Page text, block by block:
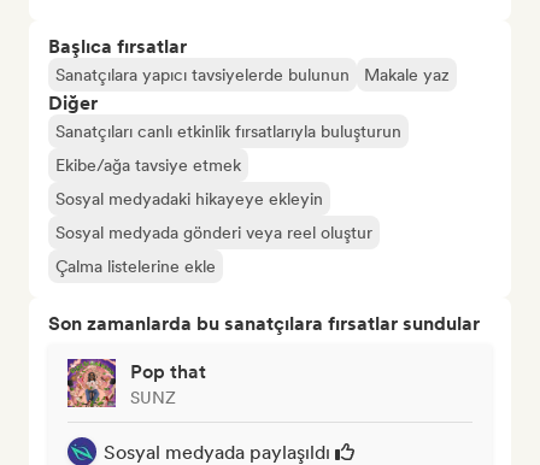
Başlıca fırsatlar
Sanatçılara yapıcı tavsiyelerde bulunun Makale yaz
Diğer
Sanatçıları canlı etkinlik fırsatlarıyla buluşturun
Ekibe/ağa tavsiye etmek
Sosyal medyadaki hikayeye ekleyin
Sosyal medyada gönderi veya reel oluştur
Çalma listelerine ekle
Son zamanlarda bu sanatçılara fırsatlar sundular
Pop that
SUNZ
Sosyal medyada paylaşıldı